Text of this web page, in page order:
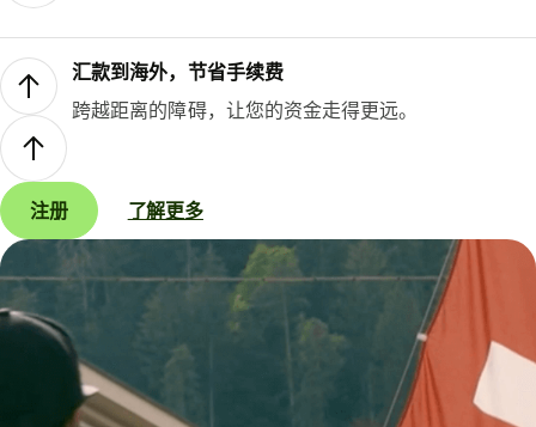
汇款到海外，节省手续费
跨越距离的障碍，让您的资金走得更远。
注册 了解更多